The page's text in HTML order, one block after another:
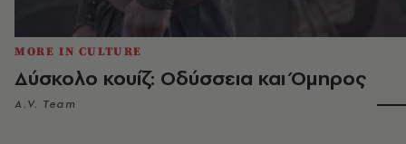
MORE IN CULTURE
Δύσκολο κουίζ: Οδύσσεια και Όμηρος
A.V. Team